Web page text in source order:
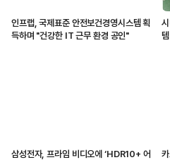
인프랩, 국제표준 안전보건경영시스템 획
득하며 "건강한 IT 근무 환경 공인"
삼성전자, 프라임 비디오에 ‘HDR10+ 어